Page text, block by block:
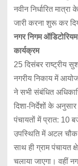
नवीन निर्धारित
जारी करना शुरू कर
नगर निगम
कार्यक्रम
25 दिसंबर राष्ट्रीय
नगरीय निकाय में
ने सभी संबंधित
दिशा-निर्देशों के
पंचायतों में प्रात: 10
उपस्थिति में अटल
साथ ही ग्राम पंचायत
चलाया जाएगा। वहीं